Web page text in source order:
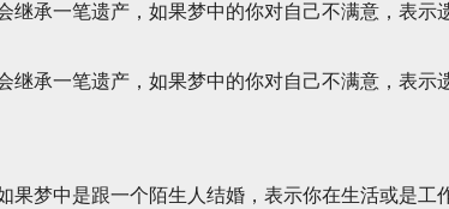
继承一笔遗产，如果梦中的你对自己不满意，表示
继承一笔遗产，如果梦中的你对自己不满意，表示
果梦中是跟一个陌生人结婚，表示你在生活或是工